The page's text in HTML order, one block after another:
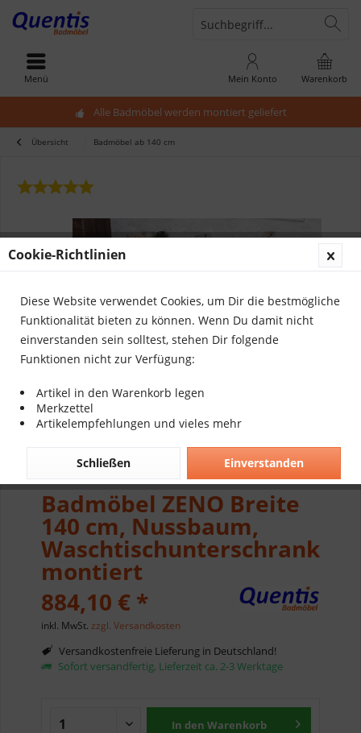
Alle Badmöbel werden montiert geliefert
Warenkorb
Mein Konto
Menü
Übersicht Badmöbel ab 140 cm
Badmöbel ZENO Breite
140 cm, Nussbaum,
Waschtischunterschrank
montiert
884,10 € *
inkl. MwSt. zzgl. Versandkosten
Versandkostenfreie Lieferung in Deutschland!
Sofort versandfertig, Lieferzeit ca. 2-3 Werktage
In den Warenkorb
Cookie-Richtlinien
Diese Website verwendet Cookies, um Dir die bestmögliche
Funktionalität bieten zu können. Wenn Du damit nicht
einverstanden sein solltest, stehen Dir folgende
Funktionen nicht zur Verfügung:
Artikel in den Warenkorb legen
Merkzettel
Artikelempfehlungen und vieles mehr
Einverstanden
Schließen